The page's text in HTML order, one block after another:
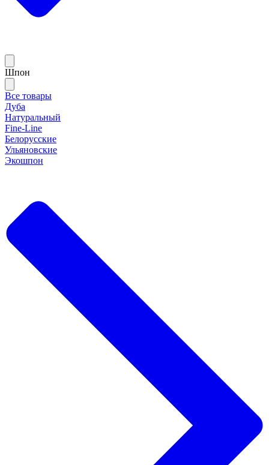
Шпон
Все товары
Дуба
Натуральный
Fine-Line
Белорусские
Ульяновские
Экошпон